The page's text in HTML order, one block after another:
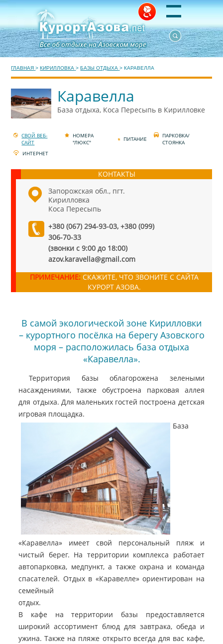
ГЛАВНАЯ >КИРИЛЛОВКА >БАЗЫ ОТДЫХА >КАРАВЕЛЛА
Каравелла
База отдыха, Коса Пересыпь в Кирилловке
СВОЙ ВЕБ-
САЙТ
НОМЕРА
"ЛЮКС"
ПИТАНИЕ
ПАРКОВКА/
СТОЯНКА
ИНТЕРНЕТ
КОНТАКТЫ
Запорожская обл., пгт.
Кирилловка
Коса Пересыпь
+380 (067) 294-93-03, +380 (099)
306-70-33
(звонки с 9:00 до 18:00)
azov.karavella@gmail.com
ПРИМЕЧАНИЕ:СКАЖИТЕ, ЧТО ЗВОНИТЕ С САЙТА
КУРОРТ АЗОВА.
В самой экологической зоне Кирилловки
– курортного посёлка на берегу Азовского
моря – расположилась база отдыха
«Каравелла».
Территория базы облагорожена зелеными
насаждениями, также обустроена парковая аллея
для отдыха. Для маленьких гостей построена детская
игровая площадка.
База
«Каравелла» имеет свой персональный пляж и
чистый берег. На территории комплекса работает
автопарковка, медпункт, а также охрана и команда
спасателей. Отдых в «Каравелле» ориентирован на
семейный
отдых.
В кафе на территории базы предоставляется
широкий ассортимент блюд для завтрака, обеда и
ужина. Также на пляже открыто всегда для вас кафе,